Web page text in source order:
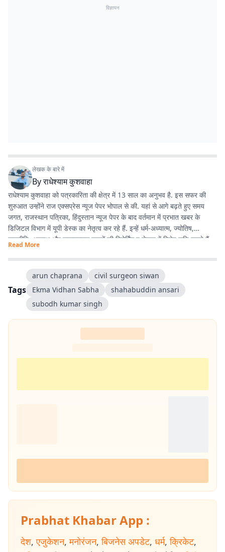
विज्ञापन
लेखक के बारे में
Byराधेश्याम कुशवाहा
राधेश्याम कुशवाहा को पत्रकारिता की क्षेत्र में 13 साल का अनुभव है. इस सफर की
शुरुआत उन्होंने राज एक्सप्रेस न्यूज पेपर भोपाल से की. यहां से आगे बढ़ते हुए समय
जगत, राजस्थान पत्रिका, हिंदुस्तान न्यूज पेपर के बाद वर्तमान में प्रभात खबर के
डिजिटल विभाग में यूपी डेस्क का नेतृत्व कर रहे हैं. इन्हें धर्म-अध्यात्म, ज्योतिष,
राजनीति, अपराध और सकारात्मक खबरों की रिपोर्टिंग व लेखन में विशेष रुचि रखते हैं.
Read More
Tags
arun chaprana
civil surgeon siwan
Ekma Vidhan Sabha
shahabuddin ansari
subodh kumar singh
Prabhat Khabar App :
देश, एजुकेशन, मनोरंजन, बिजनेस अपडेट, धर्म, क्रिकेट,